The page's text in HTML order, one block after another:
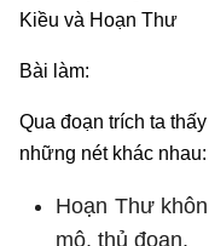
Kiều và Hoạn Thư
Bài làm:
Qua đoạn trích ta
những nét khác nhau:
Hoạn Thư
mô, thủ đoạn.